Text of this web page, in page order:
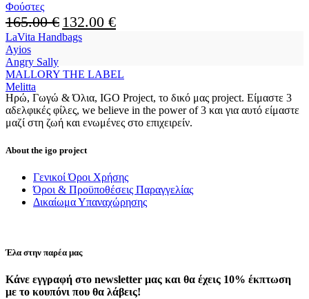
be
chosen
on
page
Φούστες
165.00€ Original
price
was:
132.00 €Current
price
LaVita Handbags
Ayios
Angry Sally
MALLORY THE LABEL
Melitta
Ηρώ, Γωγώ & Όλια, IGO Project, το δικό μας project. Είμαστε 3
αδελφικές φίλες, we believe in the power of 3 και για αυτό είμαστε
μαζί στη ζωή και ενωμένες στο επιχειρείν.
About the igo project
Γενικοί Όροι Χρήσης
Όροι & Προϋποθέσεις Παραγγελίας
Δικαίωμα Υπαναχώρησης
Έλα στην παρέα μας
Κάνε εγγραφή στο newsletter μας και θα έχεις 10% έκπτωση
με το κουπόνι που θα λάβεις!